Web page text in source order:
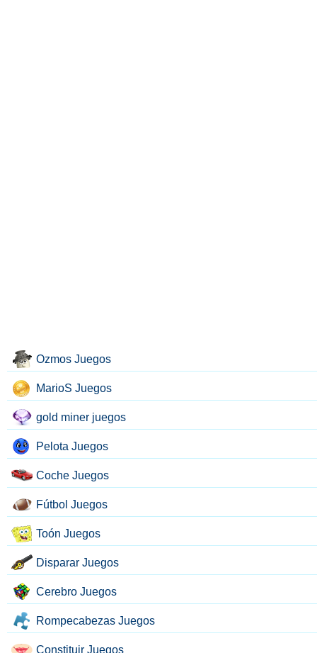
Ozmos Juegos
MarioS Juegos
gold miner juegos
Pelota Juegos
Coche Juegos
Fútbol Juegos
Toón Juegos
Disparar Juegos
Cerebro Juegos
Rompecabezas Juegos
Constituir Juegos